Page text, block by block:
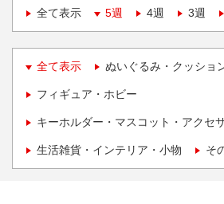
全て表示
5週 4週 3週
全て表示 ぬいぐるみ・クッショ
フィギュア・ホビー
キーホルダー・マスコット・アクセ
生活雑貨・インテリア・小物 そ